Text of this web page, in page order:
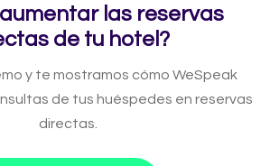
las reservas
de tu hotel?
y te mostramos cómo WeSpeak
de tus huéspedes en reservas
directas.